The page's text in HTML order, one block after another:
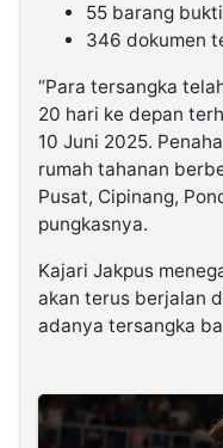
55 barang
346 dokumen
“Para tersangka
20 hari ke depan
10 Juni 2025.
rumah tahanan
Pusat, Cipinang,
pungkasnya.
Kajari Jakpus
akan terus berjalan
adanya tersangka